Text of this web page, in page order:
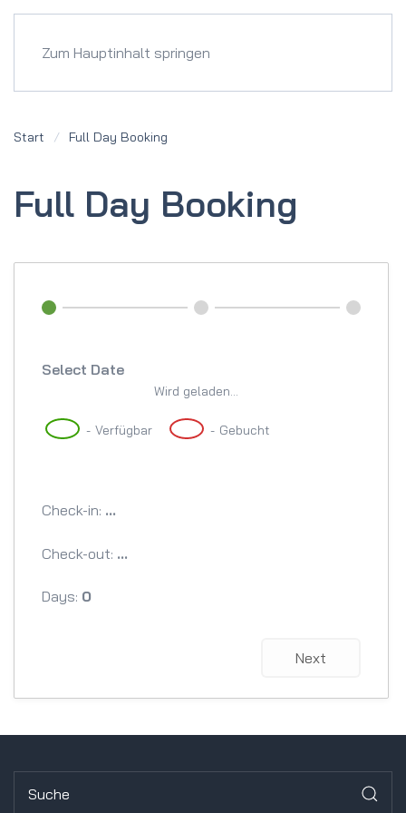
Zum Hauptinhalt springen
Start Full Day Booking
Full Day Booking
Select Date
Wird geladen...
- Verfügbar - Gebucht
Check-in: ...
Check-out: ...
Days: 0
Next